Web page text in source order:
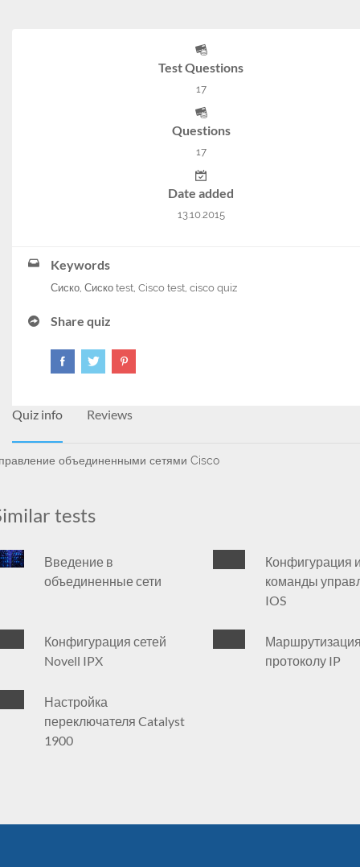
Test Questions
17
Questions
17
Date added
13.10.2015
Keywords
Сиско, Сиско test, Cisco test, cisco quiz
Share quiz
Quiz info Reviews
объединенными сетями Cisco
tests
Введение в
объединенные сети
Конфигурация
команды
IOS
Конфигурация сетей
Novell IPX
протоколу IP
Настройка
переключателя Catalyst
1900